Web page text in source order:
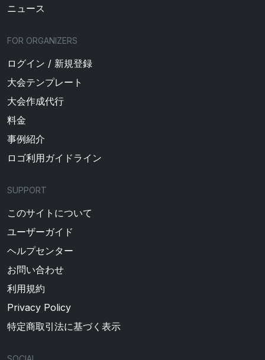
ニュース
FOR ORGANIZERS
ログイン / 新規登録
大会テンプレート
大会作成代行
料金
事例紹介
ロゴ利用ガイドライン
SUPPORT
このサイトについて
ユーザーガイド
ヘルプセンター
お問い合わせ
利用規約
Privacy Policy
特定商取引法に基づく表示